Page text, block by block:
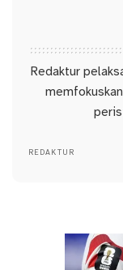
Redaktur
REDAKTUR